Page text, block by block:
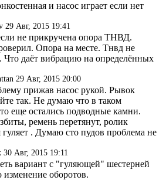
и насос играет если нет
29 Авг, 2015 19:41
не прикручена опора ТНВД.
Опора на месте. Тнвд не
Что даёт вибрацию на определённых
29 Авг, 2015 20:00
прижав насос рукой. Рывок
так. Не думаю что в таком
еще остались подводные камни.
ремень перетянут, ролик
. Думаю сто пудов проблема не
Авг, 2015 19:11
вариант с "гуляющей" шестерней
изменение оборотов.